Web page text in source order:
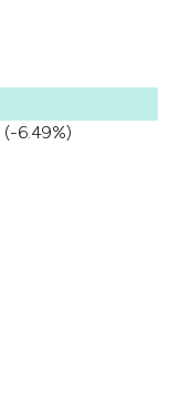
(-6.49%)